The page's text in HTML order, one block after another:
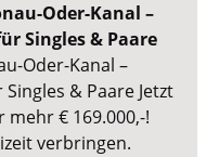
Oder-Kanal –
Singles & Paare
Oder-Kanal –
& Paare Jetzt
mehr € 169.000,-!
verbringen.